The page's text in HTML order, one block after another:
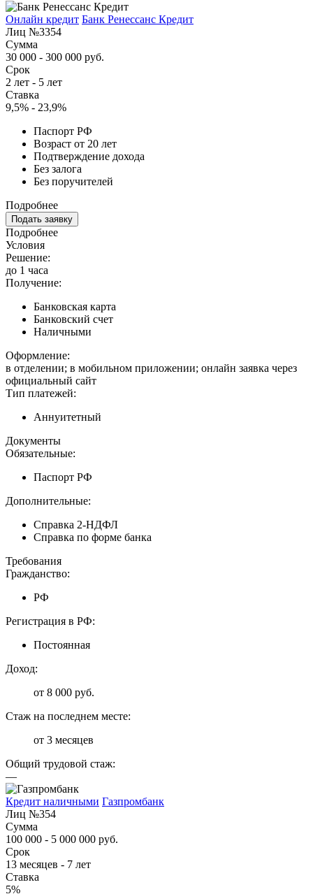
Онлайн кредит Банк Ренессанс Кредит
Лиц №3354
Сумма
30 000 - 300 000 руб.
Срок
2 лет - 5 лет
Ставка
9,5% - 23,9%
Паспорт РФ
Возраст от 20 лет
Подтверждение дохода
Без залога
Без поручителей
Подробнее
Подать заявку
Подробнее
Условия
Решение:
до 1 часа
Получение:
Банковская карта
Банковский счет
Наличными
Оформление:
в отделении; в мобильном приложении; онлайн заявка через
официальный сайт
Тип платежей:
Аннуитетный
Документы
Обязательные:
Паспорт РФ
Дополнительные:
Справка 2-НДФЛ
Справка по форме банка
Требования
Гражданство:
РФ
Регистрация в РФ:
Постоянная
Доход:
от 8 000 руб.
Стаж на последнем месте:
от 3 месяцев
Общий трудовой стаж:
—
Кредит наличными Газпромбанк
Лиц №354
Сумма
100 000 - 5 000 000 руб.
Срок
13 месяцев - 7 лет
Ставка
5%